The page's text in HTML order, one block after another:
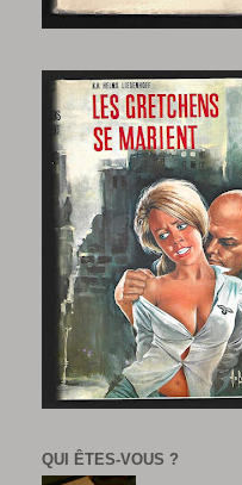
QUI ÊTES-VOUS ?